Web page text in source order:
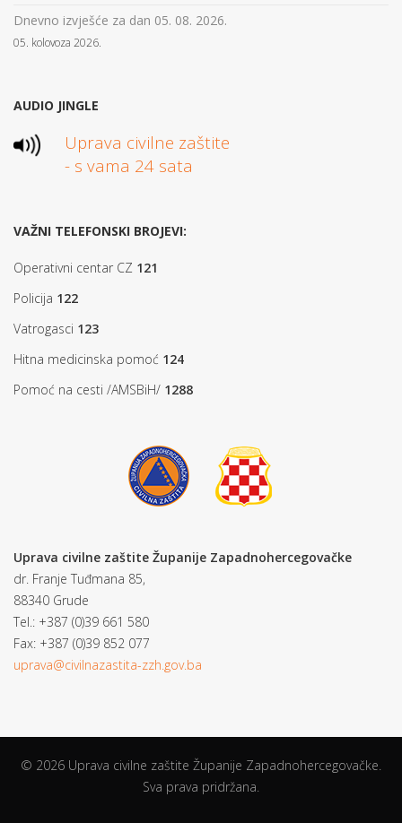
Dnevno izvješće za dan 05. 08. 2026.
05. kolovoza 2026.
AUDIO JINGLE
Uprava civilne zaštite
- s vama 24 sata
VAŽNI TELEFONSKI BROJEVI:
Operativni centar CZ 121
Policija 122
Vatrogasci 123
Hitna medicinska pomoć 124
Pomoć na cesti /AMSBiH/ 1288
Uprava civilne zaštite Županije Zapadnohercegovačke
dr. Franje Tuđmana 85,
88340 Grude
Tel.: +387 (0)39 661 580
Fax: +387 (0)39 852 077
uprava@civilnazastita-zzh.gov.ba
© 2026 Uprava civilne zaštite Županije Zapadnohercegovačke.
Sva prava pridržana.